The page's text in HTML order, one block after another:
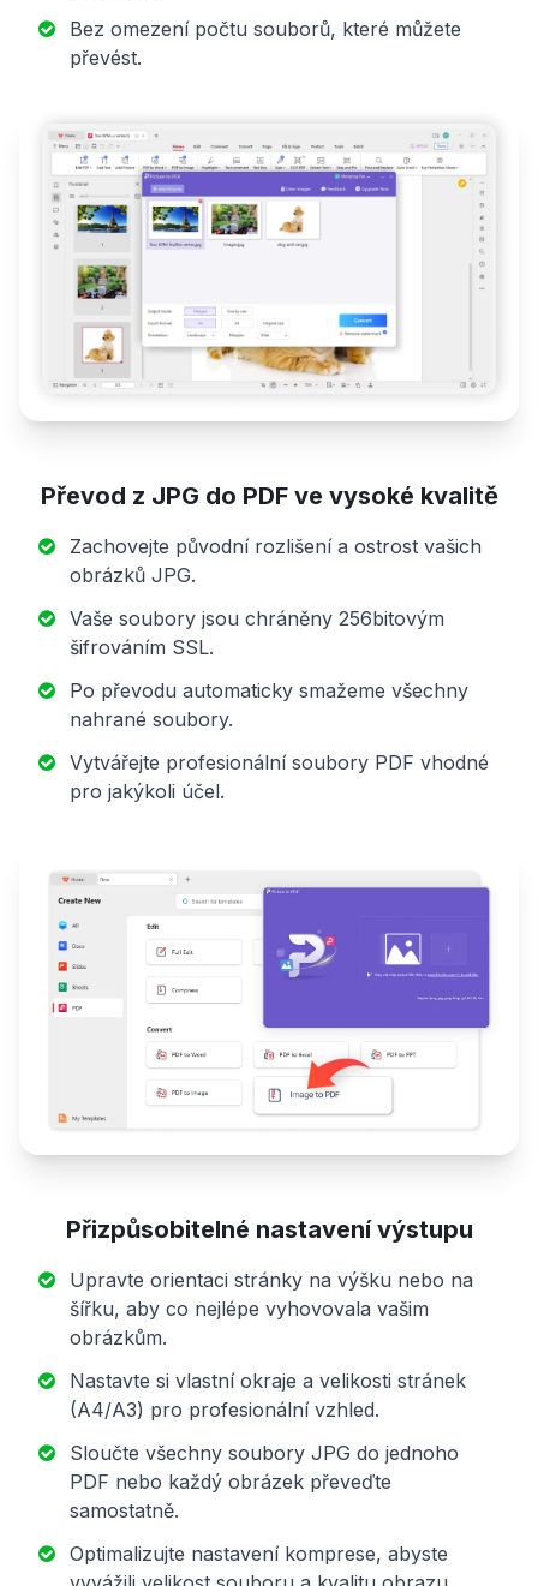
Bez omezení počtu souborů, které můžete
převést.
Převod z JPG do PDF ve vysoké kvalitě
Zachovejte původní rozlišení a ostrost vašich
obrázků JPG.
Vaše soubory jsou chráněny 256bitovým
šifrováním SSL.
Po převodu automaticky smažeme všechny
nahrané soubory.
Vytvářejte profesionální soubory PDF vhodné
pro jakýkoli účel.
Přizpůsobitelné nastavení výstupu
Upravte orientaci stránky na výšku nebo na
šířku, aby co nejlépe vyhovovala vašim
obrázkům.
Nastavte si vlastní okraje a velikosti stránek
(A4/A3) pro profesionální vzhled.
Sloučte všechny soubory JPG do jednoho
PDF nebo každý obrázek převeďte
samostatně.
Optimalizujte nastavení komprese, abyste